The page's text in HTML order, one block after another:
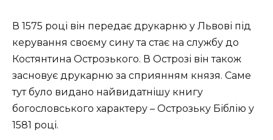
В 1575 році він передає друкарню у Львові під
керування своєму сину та стає на службу до
Костянтина Острозького. В Острозі він також
засновує друкарню за сприянням князя. Саме
тут було видано найвидатнішу книгу
богословського характеру – Острозьку Біблію у
1581 році.